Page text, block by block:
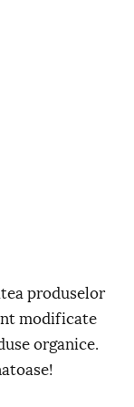
produselor
modificate
organice.